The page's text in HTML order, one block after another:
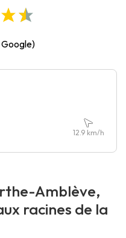
Google)
12.9 km/h
Amblève,
racines de la